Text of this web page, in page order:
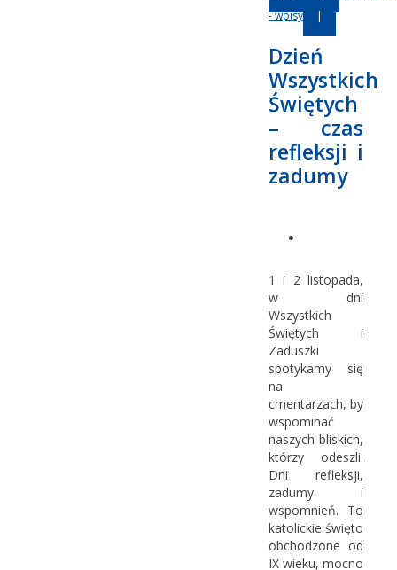
- wpisy
|
Dzień
Wszystkich
Świętych
– czas
refleksji i
zadumy
1 i 2 listopada,
w dni
Wszystkich
Świętych i
Zaduszki
spotykamy się
na
cmentarzach, by
wspominać
naszych bliskich,
którzy odeszli.
Dni refleksji,
zadumy i
wspomnień. To
katolickie święto
obchodzone od
IX wieku, mocno